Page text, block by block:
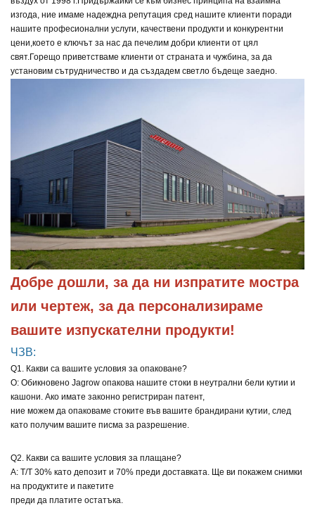
изгода, ние имаме надеждна репутация сред нашите клиенти поради
нашите професионални услуги, качествени продукти и конкурентни
цени,което е ключът за нас да печелим добри клиенти от цял
свят.Горещо приветстваме клиенти от страната и чужбина, за да
установим сътрудничество и да създадем светло бъдеще заедно.
Добре дошли, за да ни изпратите мостра
или чертеж, за да персонализираме
вашите изпускателни продукти!
ЧЗВ:
Q1. Какви са вашите условия за опаковане?
О: Обикновено Jagrow опакова нашите стоки в неутрални бели кутии и
кашони. Ако имате законно регистриран патент,
ние можем да опаковаме стоките във вашите брандирани кутии, след
като получим вашите писма за разрешение.
Q2. Какви са вашите условия за плащане?
A: T/T 30% като депозит и 70% преди доставката. Ще ви покажем снимки
на продуктите и пакетите
преди да платите остатъка.